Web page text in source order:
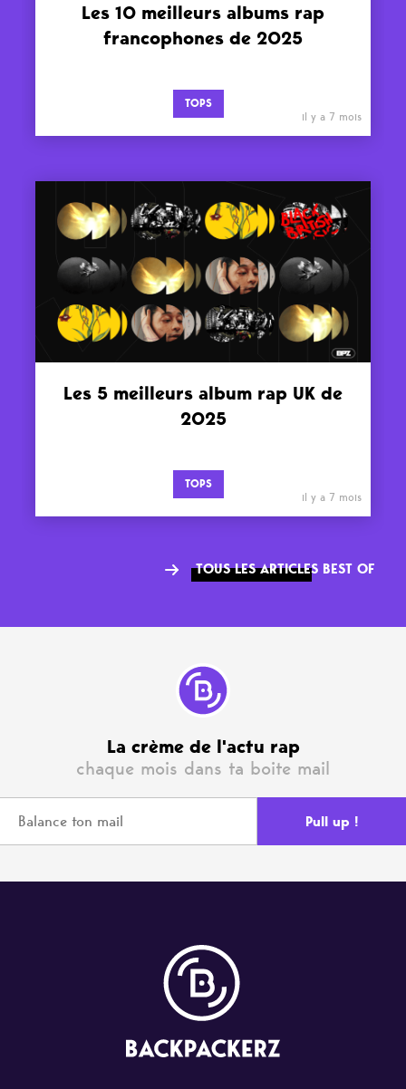
Les 10 meilleurs albums rap
francophones de 2025
TOPS
il y a 7 mois
Les 5 meilleurs album rap UK de
2025
TOPS
il y a 7 mois
TOUS LES ARTICLES BEST OF
La crème de l'actu rap
chaque mois dans ta boite mail